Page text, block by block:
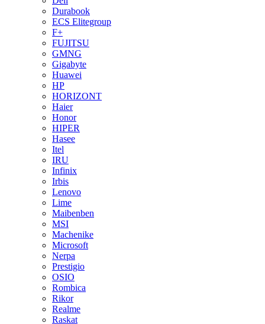
Durabook
ECS Elitegroup
F+
FUJITSU
GMNG
Gigabyte
Huawei
HP
HORIZONT
Haier
Honor
HIPER
Hasee
Itel
IRU
Infinix
Irbis
Lenovo
Lime
Maibenben
MSI
Machenike
Microsoft
Nerpa
Prestigio
OSIO
Rombica
Rikor
Realme
Raskat